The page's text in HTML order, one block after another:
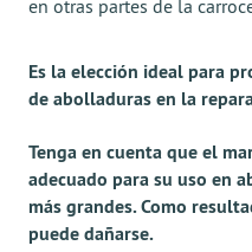
en otras partes de la
Es la elección ideal para
de abolladuras en la
Tenga en cuenta que el
adecuado para su uso en
más grandes. Como
puede dañarse.